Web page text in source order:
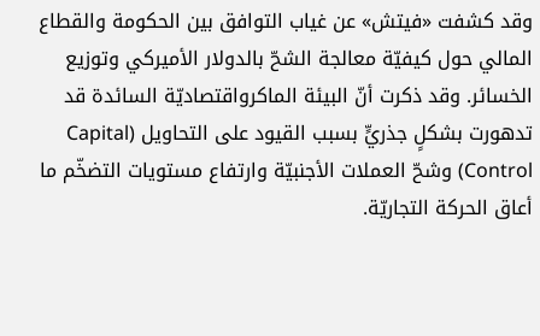
وقد كشفت «فيتش» عن غياب التوافق بين الحكومة والقطاع
المالي حول كيفيّة معالجة الشحّ بالدولار الأميركي وتوزيع
الخسائر. وقد ذكرت أنّ البيئة الماكرواقتصاديّة السائدة قد
تدهورت بشكلٍ جذريٍّ بسبب القيود على التحاويل (Capital
Control) وشحّ العملات الأجنبيّة وارتفاع مستويات التضخّم ما
أعاق الحركة التجاريّة.